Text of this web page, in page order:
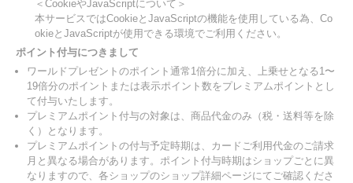
＜CookieやJavaScriptについて＞
本サービスではCookieとJavaScriptの機能を使用している為、Co
okieとJavaScriptが使用できる環境でご利用ください。
ポイント付与につきまして
ワールドプレゼントのポイント通常1倍分に加え、上乗せとなる1〜
19倍分のポイントまたは表示ポイント数をプレミアムポイントとし
て付与いたします。
プレミアムポイント付与の対象は、商品代金のみ（税・送料等を除
く）となります。
プレミアムポイントの付与予定時期は、カードご利用代金のご請求
月と異なる場合があります。ポイント付与時期はショップごとに異
なりますので、各ショップのショップ詳細ページにてご確認くださ